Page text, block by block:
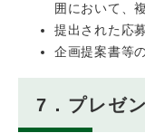
囲において、
提出された応
企画提案書等
7．プレゼ